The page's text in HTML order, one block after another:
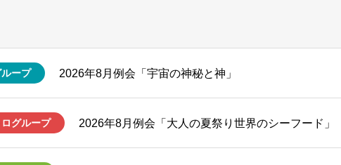
ープ 2026年8月例会「宇宙の神秘と神」
ログループ 2026年8月例会「大人の夏祭り世界のシーフード」